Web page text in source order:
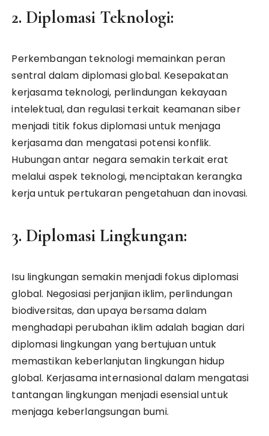
2. Diplomasi Teknologi:
Perkembangan teknologi memainkan peran
sentral dalam diplomasi global. Kesepakatan
kerjasama teknologi, perlindungan kekayaan
intelektual, dan regulasi terkait keamanan siber
menjadi titik fokus diplomasi untuk menjaga
kerjasama dan mengatasi potensi konflik.
Hubungan antar negara semakin terkait erat
melalui aspek teknologi, menciptakan kerangka
kerja untuk pertukaran pengetahuan dan inovasi.
3. Diplomasi Lingkungan:
Isu lingkungan semakin menjadi fokus diplomasi
global. Negosiasi perjanjian iklim, perlindungan
biodiversitas, dan upaya bersama dalam
menghadapi perubahan iklim adalah bagian dari
diplomasi lingkungan yang bertujuan untuk
memastikan keberlanjutan lingkungan hidup
global. Kerjasama internasional dalam mengatasi
tantangan lingkungan menjadi esensial untuk
menjaga keberlangsungan bumi.